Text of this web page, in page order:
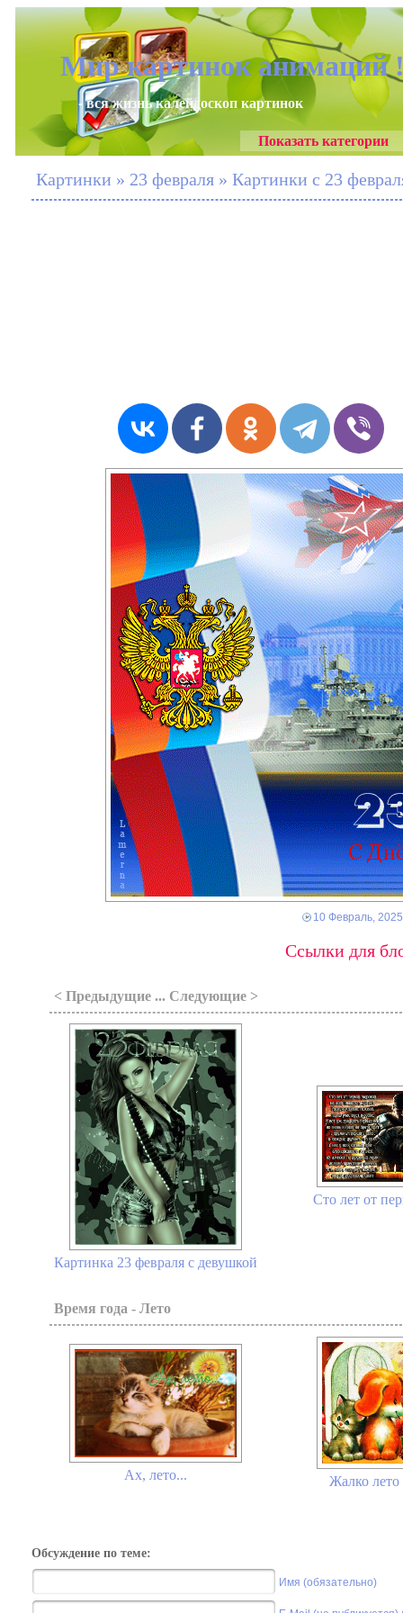
Мир картинок анимаций
- вся жизнь калейдоскоп картинок
Показать категории
Картинки » 23 февраля » Картинки с 23
10 Февраль, 2025
Ссылки для
< Предыдущие ... Следующие >
Картинка 23 февраля с девушкой
Сто лет от
Время года - Лето
Ах, лето... Жалко
Обсуждение по теме:
Имя (обязательно)